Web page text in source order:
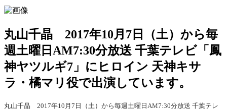
丸山千晶 2017年10月7日（土）から毎
週土曜日AM7:30分放送 千葉テレビ「鳳
神ヤツルギ7」にヒロイン 天神キサ
ラ・橘マリ役で出演しています。
丸山千晶 2017年10月7日（土）から毎週土曜日AM7:30分放送 千葉テレ